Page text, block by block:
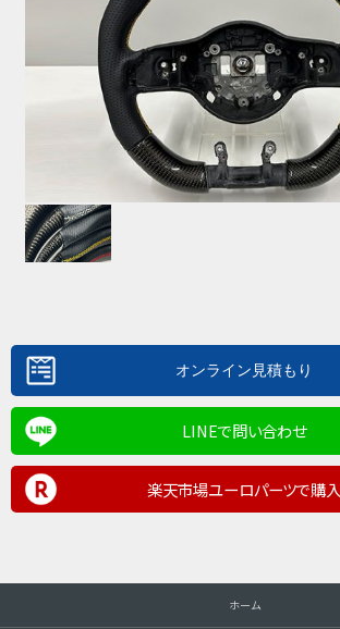
LINEで問い合わせ
楽天市場ユーロパーツで購入
ホーム